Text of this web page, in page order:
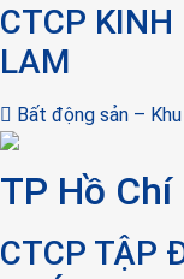
CTCP
LAM
Bất động sản –
TP Hồ Chí
CTCP TẬP